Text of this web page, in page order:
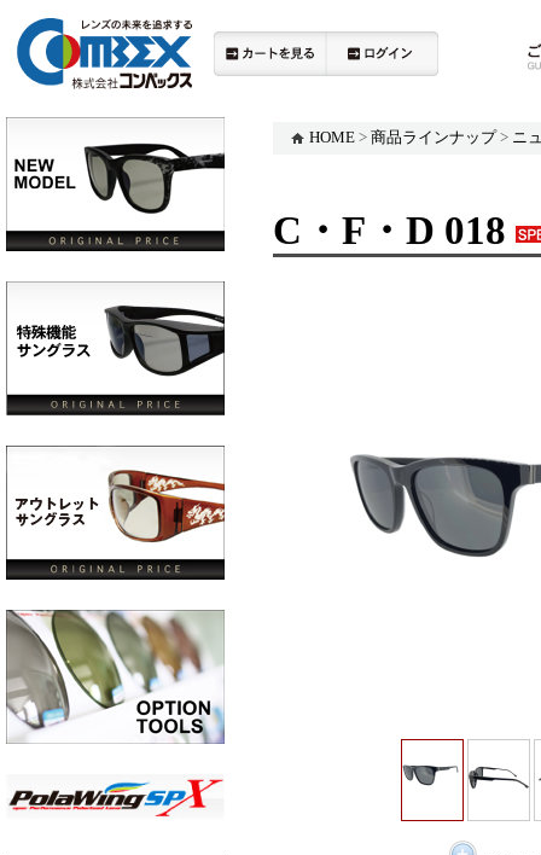
HOME> 商品ラインナップ> ニ
C・F・D 018